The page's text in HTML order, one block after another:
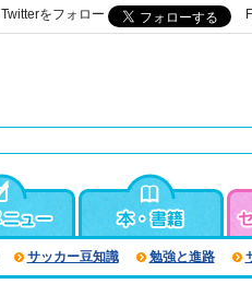
Twitterをフォロー
サッカー豆知識 勉強と進路